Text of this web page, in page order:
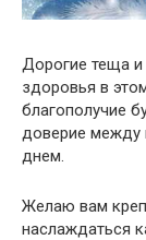
Дорогие теща и
здоровья в
благополучие
доверие между
днем.
Желаю вам
наслаждаться